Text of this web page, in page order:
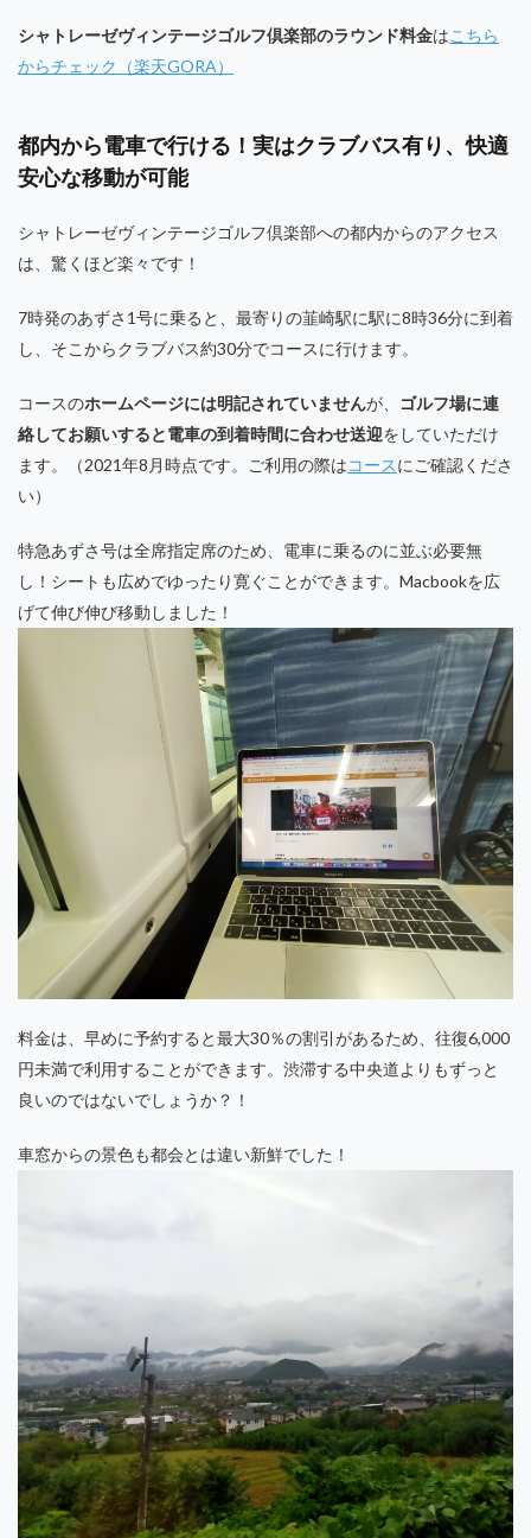
シャトレーゼヴィンテージゴルフ倶楽部のラウンド料金はこちら
からチェック（楽天GORA）
都内から電車で行ける！実はクラブバス有り、快適
安心な移動が可能
シャトレーゼヴィンテージゴルフ倶楽部への都内からのアクセス
は、驚くほど楽々です！
7時発のあずさ1号に乗ると、最寄りの韮崎駅に駅に8時36分に到着
し、そこからクラブバス約30分でコースに行けます。
コースのホームページには明記されていませんが、
ゴルフ場に連
絡してお願いすると電車の到着時間に合わせ送迎をしていただけ
ます。（2021年8月時点です。ご利用の際はコースにご確認くださ
い）
特急あずさ号は全席指定席のため、電車に乗るのに並ぶ必要無
し！シートも広めでゆったり寛ぐことができます。Macbookを広
げて伸び伸び移動しました！
料金は、早めに予約すると最大30％の割引があるため、往復6,000
円未満で利用することができます。渋滞する中央道よりもずっと
良いのではないでしょうか？！
車窓からの景色も都会とは違い新鮮でした！